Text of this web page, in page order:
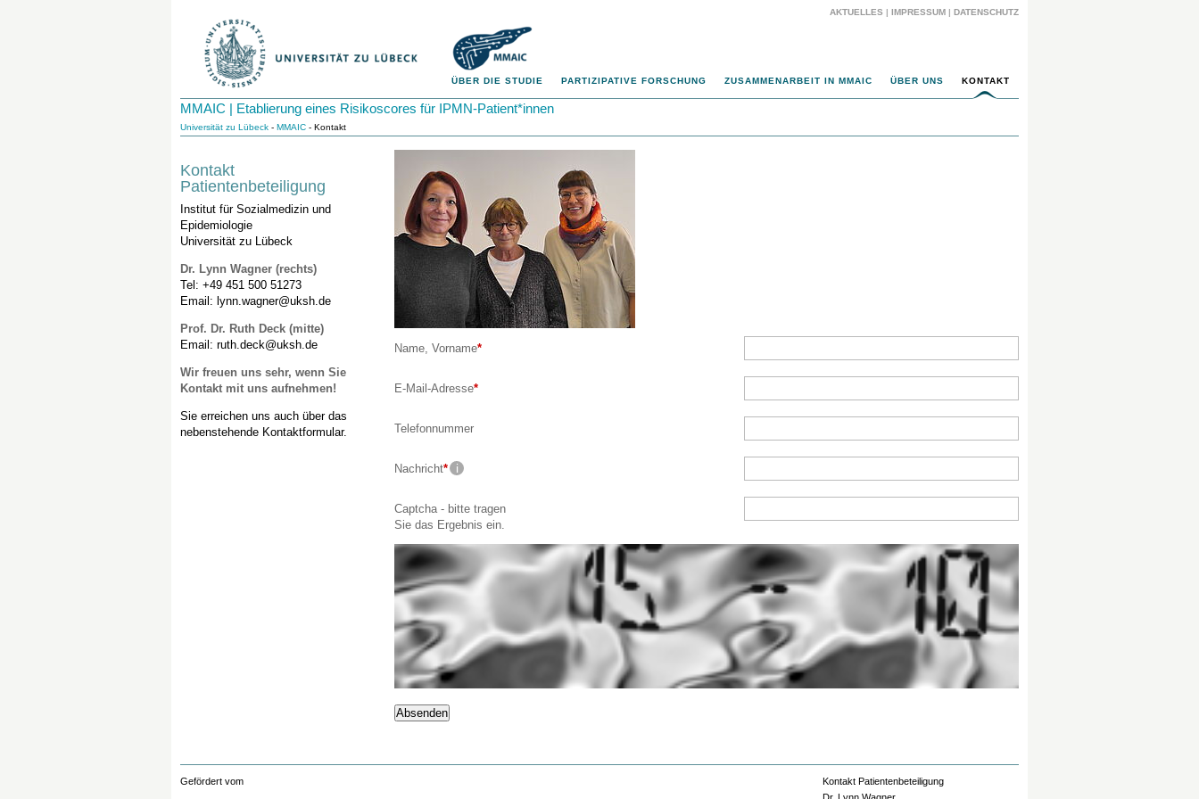
AKTUELLES | IMPRESSUM | DATENSCHUTZ
ÜBER DIE STUDIE PARTIZIPATIVE FORSCHUNG ZUSAMMENARBEIT IN MMAIC ÜBER UNS KONTAKT
MMAIC | Etablierung eines Risikoscores für IPMN-Patient*innen
Universität zu Lübeck - MMAIC - Kontakt
Name, Vorname*
E-Mail-Adresse*
Telefonnummer
Nachricht*
Captcha - bitte tragen
Sie das Ergebnis ein.
Kontakt
Patientenbeteiligung
Institut für Sozialmedizin und
Epidemiologie
Universität zu Lübeck
Dr. Lynn Wagner (rechts)
Tel: +49 451 500 51273
Email: lynn.wagner@uksh.de
Prof. Dr. Ruth Deck (mitte)
Email: ruth.deck@uksh.de
Wir freuen uns sehr, wenn Sie
Kontakt mit uns aufnehmen!
Sie erreichen uns auch über das
nebenstehende Kontaktformular.
Gefördert vom
Kontakt Patientenbeteiligung